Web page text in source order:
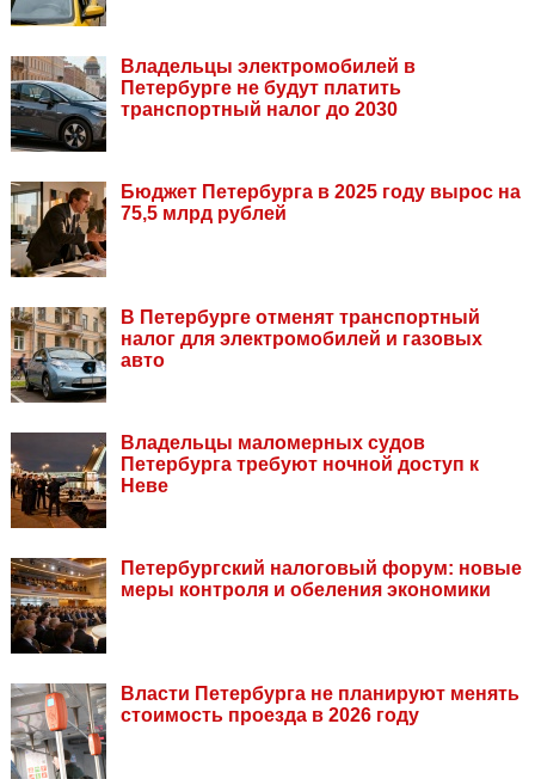
Владельцы электромобилей в
Петербурге не будут платить
транспортный налог до 2030
Бюджет Петербурга в 2025 году вырос на
75,5 млрд рублей
В Петербурге отменят транспортный
налог для электромобилей и газовых
авто
Владельцы маломерных судов
Петербурга требуют ночной доступ к
Неве
Петербургский налоговый форум: новые
меры контроля и обеления экономики
Власти Петербурга не планируют менять
стоимость проезда в 2026 году